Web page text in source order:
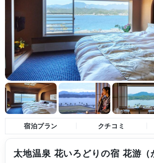
宿泊プラン クチコミ
太地温泉 花いろどりの宿 花游（